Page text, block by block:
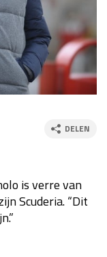
za 13:00 - 15:00
23 - 25 okt
za 23:00 - 00:00
za 19:00 - 20:00
zo 18:00 - 20:00
DELEN
is verre van
Scuderia. “Dit